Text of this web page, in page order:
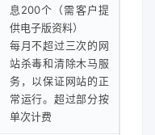
息200个（需客户提
供电子版资料）
每月不超过三次的网
站杀毒和清除木马服
务，以保证网站的正
常运行。超过部分按
单次计费